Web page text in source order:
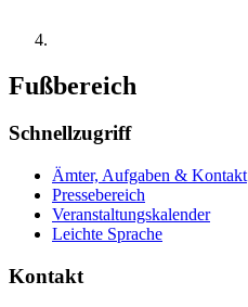
Fußbereich
Schnellzugriff
Ämter, Aufgaben & Kontakt
Pressebereich
Veranstaltungskalender
Leichte Sprache
Kontakt